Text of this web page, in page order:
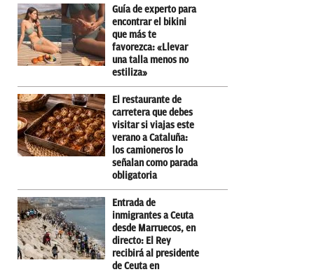
Guía de experto para
encontrar el bikini
que más te
favorezca: «Llevar
una talla menos no
estiliza»
El restaurante de
carretera que debes
visitar si viajas este
verano a Cataluña:
los camioneros lo
señalan como parada
obligatoria
Entrada de
inmigrantes a Ceuta
desde Marruecos, en
directo: El Rey
recibirá al presidente
de Ceuta en